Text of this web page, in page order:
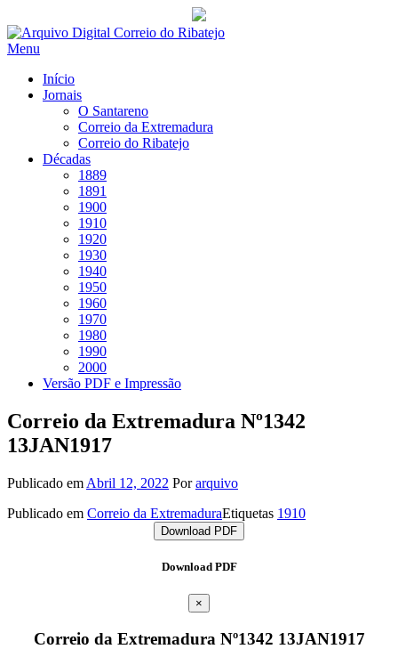
Saltar
para
Menu
Início
Jornais
O Santareno
Correio da Extremadura
Correio do Ribatejo
Décadas
1889
1891
1900
1910
1920
1930
1940
1950
1960
1970
1980
1990
2000
Versão PDF e Impressão
Correio da Extremadura Nº1342
13JAN1917
Publicado em Abril 12, 2022 Porarquivo
Publicado em Correio da ExtremaduraEtiquetas 1910
Download PDF
Download PDF
×
Correio da Extremadura Nº1342 13JAN1917